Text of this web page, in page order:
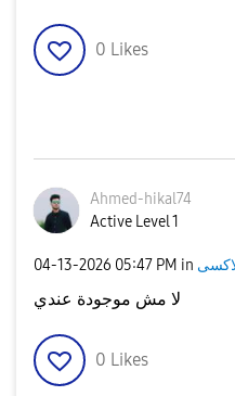
0 Likes
Ahmed-hikal74
Active Level 1
‎04-13-2026 05:47 PM in
لا مش موجودة عندي
0 Likes